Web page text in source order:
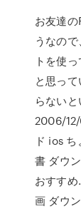
お友達
うなの
トを使
と思っ
らない
2006/
ド ios
書 ダウ
おすす
画 ダウ